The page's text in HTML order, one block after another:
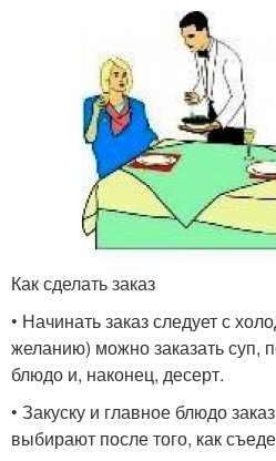
Как сделать заказ
• Начинать заказ следует с
желанию) можно заказать суп,
блюдо и, наконец, десерт.
• Закуску и главное блюдо
выбирают после того, как